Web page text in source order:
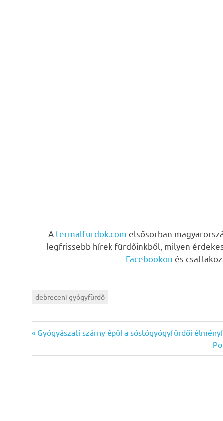
A termalfurdok.com elsősorban
legfrissebb hírek fürdőinkből, milyen
Facebookon és
debreceni gyógyfürdő
Bejegyzés
navigáció
Previous
Gyógyászati szárny épül a sóstógyógyfürdői